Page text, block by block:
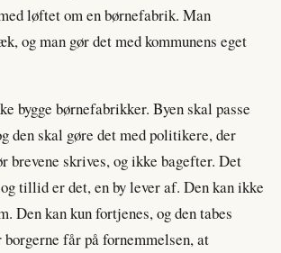
løftet om en børnefabrik. Man
og man gør det med kommunens eget
bygge børnefabrikker. Byen skal passe
den skal gøre det med politikere, der
brevene skrives, og ikke bagefter. Det
tillid er det, en by lever af. Den kan ikke
Den kan kun fortjenes, og den tabes
får på fornemmelsen, at